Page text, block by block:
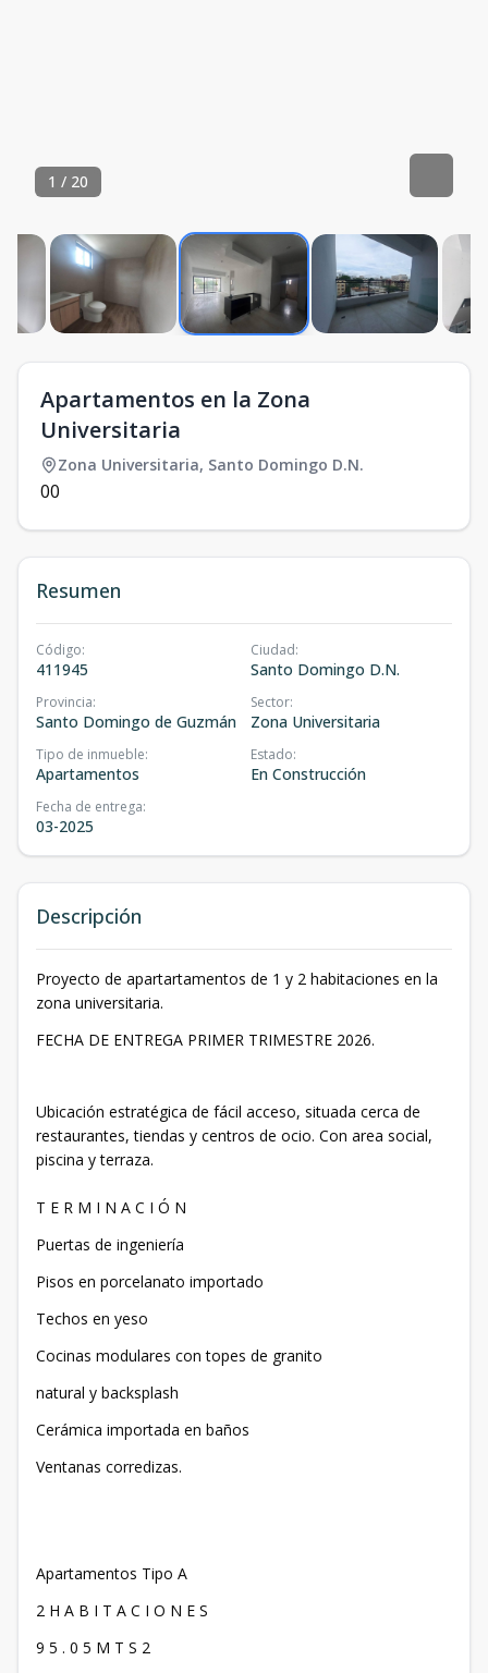
1 / 20
Apartamentos en la Zona
Universitaria
Zona Universitaria, Santo Domingo D.N.
00
Resumen
Código:
411945
Ciudad:
Santo Domingo D.N.
Provincia:
Santo Domingo de Guzmán
Sector:
Zona Universitaria
Tipo de inmueble:
Apartamentos
Estado:
En Construcción
Fecha de entrega:
03-2025
Descripción
Proyecto de apartartamentos de 1 y 2 habitaciones en la
zona universitaria.
FECHA DE ENTREGA PRIMER TRIMESTRE 2026.
Ubicación estratégica de fácil acceso, situada cerca de
restaurantes, tiendas y centros de ocio. Con area social,
piscina y terraza.
T E R M I N A C I Ó N
Puertas de ingeniería
Pisos en porcelanato importado
Techos en yeso
Cocinas modulares con topes de granito
natural y backsplash
Cerámica importada en baños
Ventanas corredizas.
Apartamentos Tipo A
2 H A B I T A C I O N E S
9 5 . 0 5 M T S 2